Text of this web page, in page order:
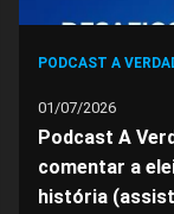
PODCAST A
01/07/2026
Podcast A
comentar a
história